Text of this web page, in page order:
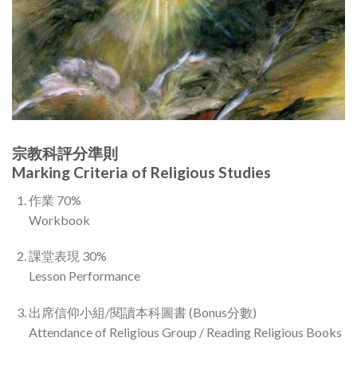
宗教科評分準則
Marking Criteria of Religious Studies
作業 70%
Workbook
課堂表現 30%
Lesson Performance
出席信仰小組/閱讀本科圖書 (Bonus分數)
Attendance of Religious Group / Reading Religious Books